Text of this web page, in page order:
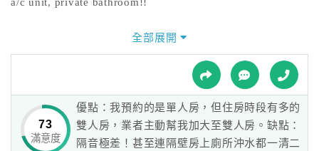
租
網
紅
You will have the whole room to yourself!
2min walk to bus stop and Convenience store
我們位置在機場旁的村鎮.坐車到機場6分鐘而以，如果您有
大型行李.我們還提供汽車接送
任何問題歡迎大家加line.可以用中文為大家詳細解說。
全部展開
73
滿意度
優點：我預約的是單人房，但住房時段有多的
雙人房，業者主動幫我加大至雙人房。缺點：
隔音極差！甚至連隔壁房上廁所沖水都一清二